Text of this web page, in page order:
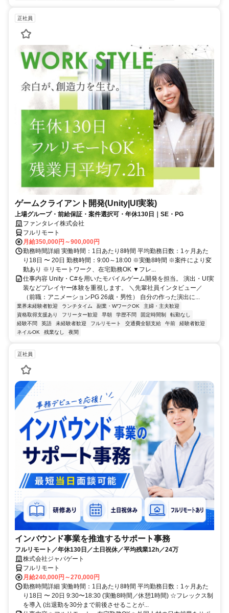
正社員
ゲームクライアント開発(Unity|UI実装)
上場グループ・前給保証・案件選択可・年休130日｜SE・PG
ファンタレイ株式会社
フルリモート
月給350,000円～900,000円
勤務時間詳細 実働時間：1日あたり8時間 平均勤務日数：1ヶ月あた
り18日 〜 20日 勤務時間：9:00～18:00 ※実働8時間 ※案件により変
動あり ※リモートワーク、在宅勤務OK ▼フレ...
仕事内容 Unity・C#を用いたモバイルゲーム開発を担当。 演出・UI実
装などプレイヤー体験を重視します。 ＼先輩社員インタビュー／
（前職：アニメーションPG 26歳・男性） 自分の作った演出に...
業界未経験者歓迎 ランチタイム 副業・WワークOK
主婦・主夫歓迎
資格取得支援あり
フリーター歓迎 早朝 学歴不問 固定時間制
転勤なし
経験不問
英語 未経験者歓迎 フルリモート 交通費全額支給 午前
経験者歓迎
ネイルOK
残業なし 夜間
正社員
インバウンド事業を推進するサポート事務
フルリモート／年休130日／土日祝休／平均残業12h／24万
株式会社ジャパゲート
フルリモート
月給240,000円～270,000円
勤務時間詳細 実働時間：1日あたり8時間 平均勤務日数：1ヶ月あた
り18日 〜 20日 9:30〜18:30 (実働8時間／休憩1時間) ☆フレックス制
を導入 (出退勤を30分まで前後させることが...